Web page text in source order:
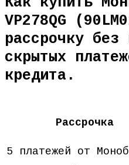
VP278QG
рассрочку без
скрытых
кредита.
Рассрочка
5 платежей от